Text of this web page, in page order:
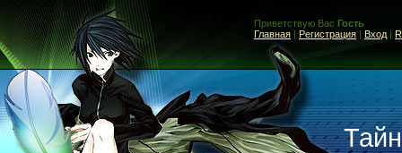
Приветствую Вас Гость
Главная | Регистрация | Вход |